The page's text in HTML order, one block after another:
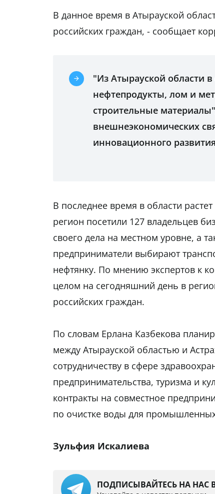
В данное время в Атырауской
российских граждан, - сообщает
"Из Атырауской области в
нефтепродукты, лом и
строительные
внешнеэкономических
инновационного
В последнее время в области
регион посетили 127 владельцев
своего дела на местном уровне, а
предприниматели выбирают
нефтянку. По мнению экспертов к
целом на сегодняшний день в
российских граждан.
По словам Ерлана Казбекова
между Атырауской областью и
сотрудничеству в сфере
предпринимательства, туризма и
контракты на совместное
по очистке воды для
Зульфия Искалиева
ПОДПИСЫВАЙТЕСЬ НА НАС В